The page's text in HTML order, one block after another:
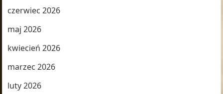
czerwiec 2026
maj 2026
kwiecień 2026
marzec 2026
luty 2026